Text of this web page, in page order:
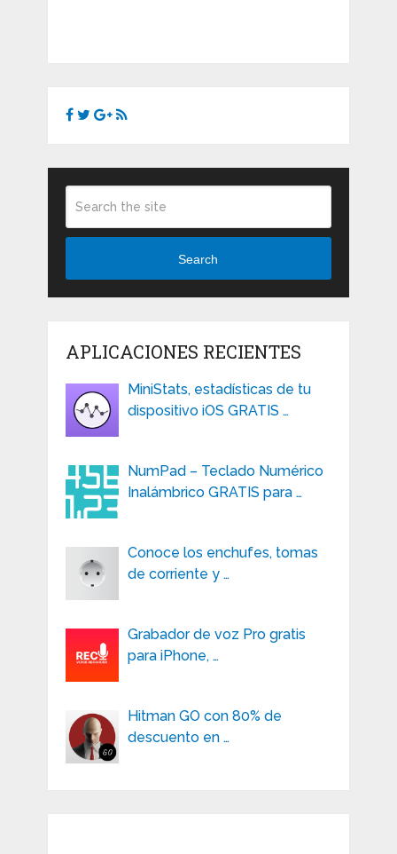
Search
APLICACIONES RECIENTES
MiniStats, estadísticas de tu
dispositivo iOS GRATIS …
NumPad – Teclado Numérico
Inalámbrico GRATIS para …
Conoce los enchufes, tomas
de corriente y …
Grabador de voz Pro gratis
para iPhone, …
Hitman GO con 80% de
descuento en …